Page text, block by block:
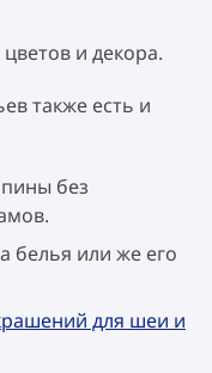
и декора.
также есть и
без
белья или же его
для шеи и